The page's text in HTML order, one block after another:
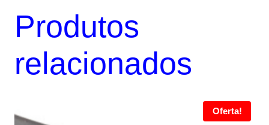
Produtos
relacionados
Oferta!